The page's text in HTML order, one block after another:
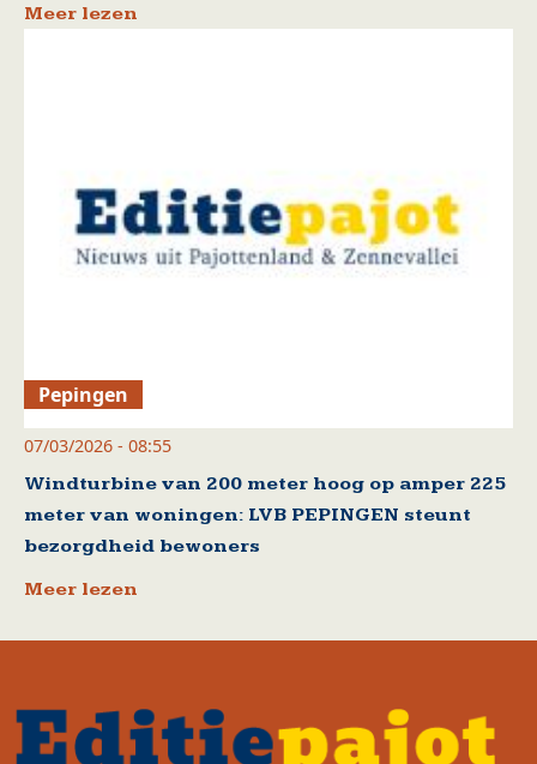
Meer lezen
Pepingen
07/03/2026 - 08:55
Windturbine van 200 meter hoog op amper 225
meter van woningen: LVB PEPINGEN steunt
bezorgdheid bewoners
Meer lezen